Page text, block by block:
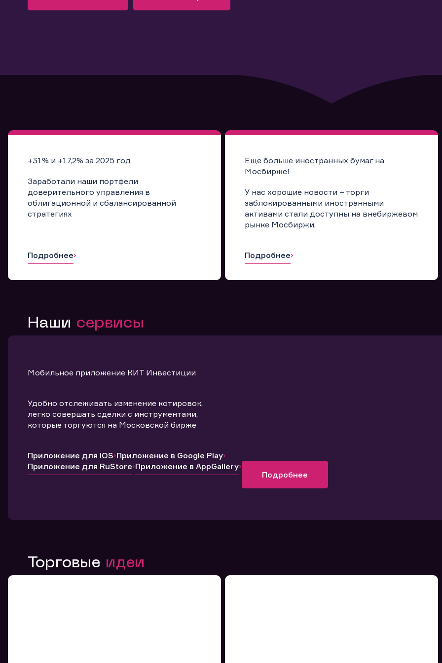
+31% и +17,2% за 2025 год
Заработали наши портфели
доверительного управления в
облигационной и сбалансированной
стратегиях
Подробнее
Еще больше иностранных бумаг на
Мосбирже!
У нас хорошие новости – торги
заблокированными иностранными
активами стали доступны на внебиржевом
рынке Мосбиржи.
Подробнее
Наши сервисы
Мобильное приложение КИТ Инвестиции
Удобно отслеживать изменение котировок,
легко совершать сделки с инструментами,
которые торгуются на Московской бирже
Приложение для IOS Приложение в Google Play
Приложение для RuStore Приложение в AppGallery
Подробнее
Торговые идеи